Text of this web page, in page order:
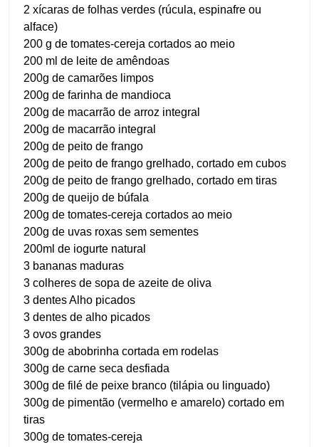
2 xícaras de folhas verdes (rúcula, espinafre ou
alface)
200 g de tomates-cereja cortados ao meio
200 ml de leite de amêndoas
200g de camarões limpos
200g de farinha de mandioca
200g de macarrão de arroz integral
200g de macarrão integral
200g de peito de frango
200g de peito de frango grelhado, cortado em cubos
200g de peito de frango grelhado, cortado em tiras
200g de queijo de búfala
200g de tomates-cereja cortados ao meio
200g de uvas roxas sem sementes
200ml de iogurte natural
3 bananas maduras
3 colheres de sopa de azeite de oliva
3 dentes Alho picados
3 dentes de alho picados
3 ovos grandes
300g de abobrinha cortada em rodelas
300g de carne seca desfiada
300g de filé de peixe branco (tilápia ou linguado)
300g de pimentão (vermelho e amarelo) cortado em
tiras
300g de tomates-cereja